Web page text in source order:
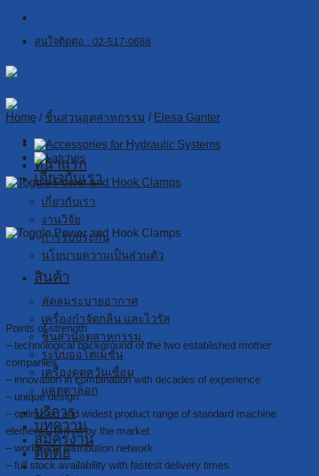
Skip
contentสนใจติดต่อ : 02-517-0688
หน้าแรก
เกี่ยวกับเรา
เกี่ยวกับเรา
งานวิจัย
การรับประกัน
นโยบายความเป็นส่วนตัว
สินค้า
พัดลมระบายอากาศ
เครื่องกำจัดกลิ่น และไวรัส
ชิ้นส่วนอุตสาหกรรม
ระบบออโตเมชั่น
เครื่องดูดควันเชื่อม
แคตตาล็อก
บริการ
บทความ
สมัครงาน
ติดต่อ
Home / ชิ้นส่วนอุตสาหกรรม / Elesa Ganter
Toggle Power And Hook Clamps
Points of strength
– technological background of the two established mother
companies
– innovation in combination with decades of experience
– unique design
– optimised and widest product range of standard machine
elements, driven by the market
– worldwide distribution network
– full stock availability with fastest delivery times